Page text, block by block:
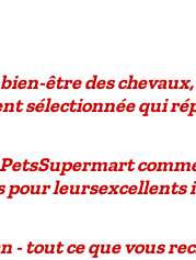
être des
sélectionnée qui
pour leursexcellents
tout ce que vous